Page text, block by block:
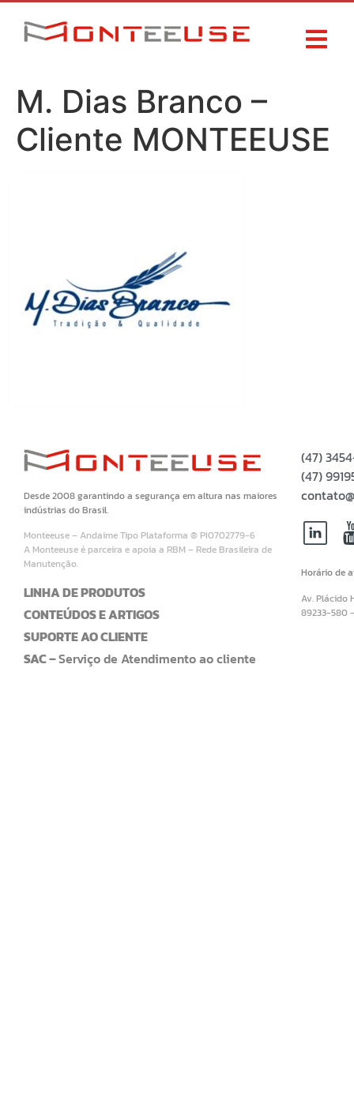
M. Dias Branco –
Cliente MONTEEUSE
Desde 2008 garantindo a segurança em altura nas maiores
indústrias do Brasil.
Monteeuse – Andaime Tipo Plataforma ® PI0702779-6
A Monteeuse é parceira e apoia a RBM – Rede Brasileira de
Manutenção.
LINHA DE PRODUTOS
CONTEÚDOS E ARTIGOS
SUPORTE AO CLIENTE
SAC –Serviço de Atendimento ao cliente
(47)
(47)
Horário de
Av. Plácido
89233-580